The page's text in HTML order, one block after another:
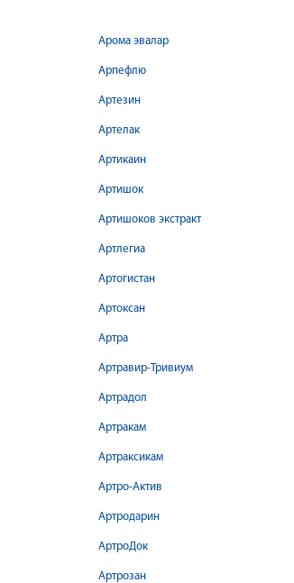
Арома эвалар
Арпефлю
Артезин
Артелак
Артикаин
Артишок
Артишоков экстракт
Артлегиа
Артогистан
Артоксан
Артра
Артравир-Тривиум
Артрадол
Артракам
Артраксикам
Артро-Актив
Артродарин
АртроДок
Артрозан